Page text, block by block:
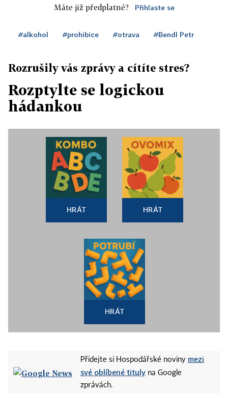
Máte již předplatné? Přihlaste se
#alkohol #prohibice #otrava #Bendl Petr
Rozrušily vás zprávy a cítíte stres?
Rozptylte se logickou
hádankou
HRÁT HRÁT
HRÁT
Přidejte si Hospodářské noviny mezi
své oblíbené tituly na Google
zprávách.